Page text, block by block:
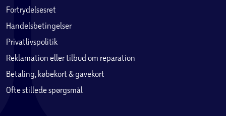
Fortrydelsesret
Handelsbetingelser
Privatlivspolitik
Reklamation eller tilbud om reparation
Betaling, købekort & gavekort
Ofte stillede spørgsmål